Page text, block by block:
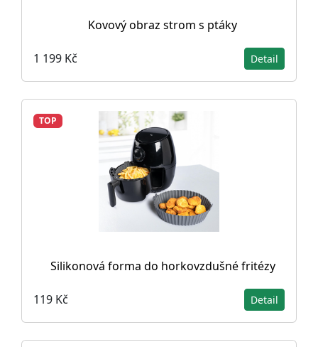
Kovový obraz strom s ptáky
1 199 Kč Detail
TOP
Silikonová forma do horkovzdušné fritézy
119 Kč Detail